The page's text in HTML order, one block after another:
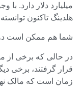
میلیارد دلار دارد. با
هلدینگ تاکنون
شما هم ممکن است
در حالی که برخی از
قرار گرفتند، برخی
زمان است که مالک